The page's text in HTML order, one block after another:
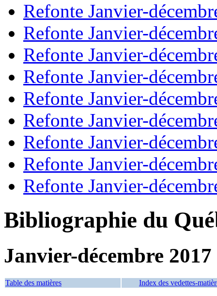
Refonte Janvier-
Refonte Janvier-
Refonte Janvier-
Refonte Janvier-
Refonte Janvier-
Refonte Janvier-
Refonte Janvier-
Refonte Janvier-
Refonte Janvier-
Bibliographie du
Janvier-décembre 2017
Table des matières Index des vedettes-